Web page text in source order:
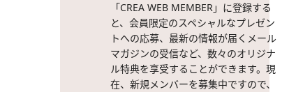
「CREA WEB MEMBER」に登録する
と、会員限定のスペシャルなプレゼン
トへの応募、最新の情報が届くメール
マガジンの受信など、数々のオリジナ
ル特典を享受することができます。現
在、新規メンバーを募集中ですので、